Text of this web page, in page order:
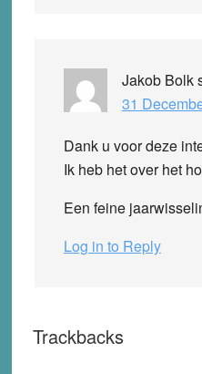
Jakob Bolk
31
Dank u voor deze
Ik heb het over het
Een feine
Log in to Reply
Trackbacks